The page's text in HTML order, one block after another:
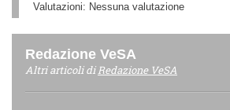
Valutazioni: Nessuna valutazione
Redazione VeSA
Altri articoli diRedazione VeSA